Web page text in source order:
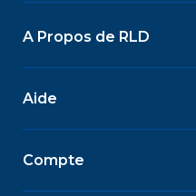
A Propos de RLD
Aide
Compte